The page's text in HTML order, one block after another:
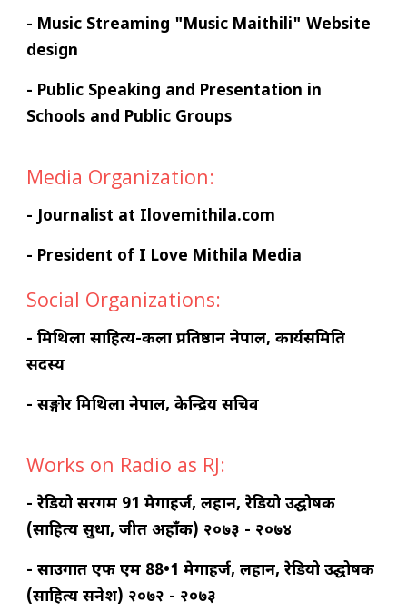
- Music Streaming "Music Maithili" Website
design
- Public Speaking and Presentation in
Schools and Public Groups
Media Organization:
- Journalist at Ilovemithila.com
- President of I Love Mithila Media
Social Organizations:
- मिथिला साहित्य-कला प्रतिष्ठान नेपाल, कार्यसमिति
सदस्य
- सङ्गोर मिथिला नेपाल, केन्द्रिय सचिव
Works on Radio as RJ:
- रेडियो सरगम 91 मेगाहर्ज, लहान, रेडियो उद्घोषक
(साहित्य सुधा, जीत अहाँक) २०७३ - २०७४
- साउगात एफ एम 88•1 मेगाहर्ज, लहान, रेडियो उद्घोषक
(साहित्य सनेश) २०७२ - २०७३